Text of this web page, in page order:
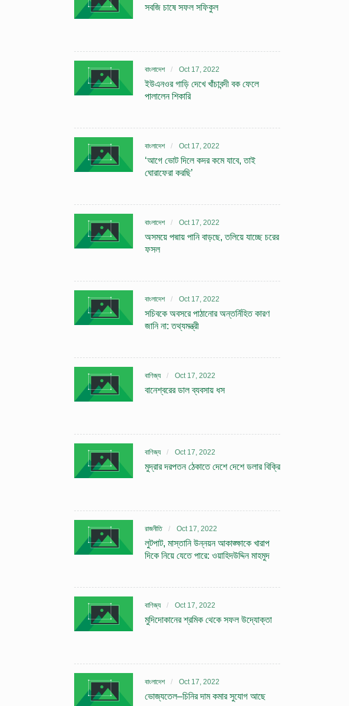
সবজি চাষে সফল সফিকুল
বাংলাদেশ Oct 17, 2022
ইউএনওর গাড়ি দেখে খাঁচাবন্দী বক ফেলে
পালালেন শিকারি
বাংলাদেশ Oct 17, 2022
‘আগে ভোট দিলে কদর কমে যাবে, তাই
ঘোরাফেরা করছি’
বাংলাদেশ Oct 17, 2022
অসময়ে পদ্মায় পানি বাড়ছে, তলিয়ে যাচ্ছে চরের
ফসল
বাংলাদেশ Oct 17, 2022
সচিবকে অবসরে পাঠানোর অন্তর্নিহিত কারণ
জানি না: তথ্যমন্ত্রী
বাণিজ্য Oct 17, 2022
বানেশ্বরের ডাল ব্যবসায় ধস
বাণিজ্য Oct 17, 2022
মুদ্রার দরপতন ঠেকাতে দেশে দেশে ডলার বিক্রি
রাজনীতি Oct 17, 2022
লুটপাট, মাস্তানি উন্নয়ন আকাঙ্ক্ষাকে খারাপ
দিকে নিয়ে যেতে পারে: ওয়াহিদউদ্দিন মাহমুদ
বাণিজ্য Oct 17, 2022
মুদিদোকানের শ্রমিক থেকে সফল উদ্যোক্তা
বাংলাদেশ Oct 17, 2022
ভোজ্যতেল–চিনির দাম কমার সুযোগ আছে